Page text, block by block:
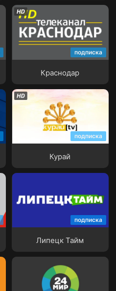
подписка
Краснодар
подписка
Курай
подписка
Липецк Тайм